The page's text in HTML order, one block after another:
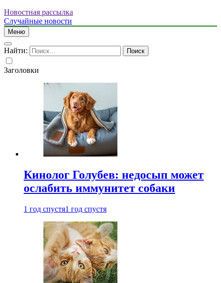
Новостная рассылка
Случайные новости
Меню
Найти:
Заголовки
Кинолог Голубев: недосып может
ослабить иммунитет собаки
1 год спустя1 год спустя